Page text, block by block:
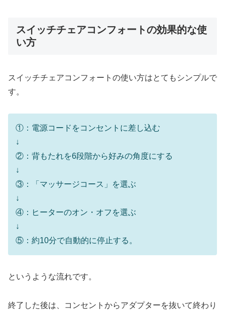
スイッチチェアコンフォートの効果的な使
い方
スイッチチェアコンフォートの使い方はとてもシンプルで
す。
①：電源コードをコンセントに差し込む
↓
②：背もたれを6段階から好みの角度にする
↓
③：「マッサージコース」を選ぶ
↓
④：ヒーターのオン・オフを選ぶ
↓
⑤：約10分で自動的に停止する。
というような流れです。
終了した後は、コンセントからアダプターを抜いて終わり